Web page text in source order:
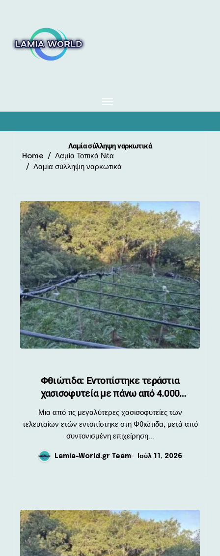
Λαμία σύλληψη ναρκωτικά
Home
Λαμία Τοπικά Νέα
Λαμία σύλληψη ναρκωτικά
Φθιώτιδα: Εντοπίστηκε τεράστια
χασισοφυτεία με πάνω από 4.000
Μια από τις μεγαλύτερες χασισοφυτείες των
τελευταίων ετών εντοπίστηκε στη Φθιώτιδα, μετά από
συντονισμένη επιχείρηση...
Lamia-World.gr Team Ιούλ 11, 2026